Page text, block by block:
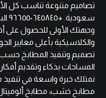
تصاميم متنوعة تناسب كل
وجهتك الأولى للحصول على
والكلاسيكية بأعلى معايير
تصميم وتنفيذ المطابخ حسب
المساحات بذكاء وتقديم
نمتلك خبرة واسعة في